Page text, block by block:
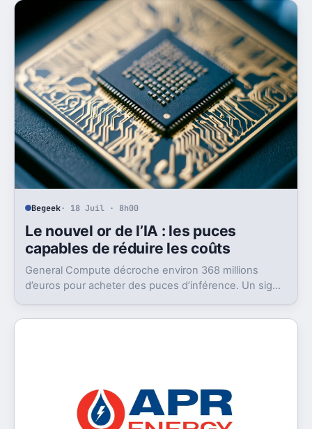
Begeek· 18 Juil · 8h00
Le nouvel or de l’IA : les puces
capables de réduire les coûts
General Compute décroche environ 368 millions
d’euros pour acheter des puces d’inférence. Un signal